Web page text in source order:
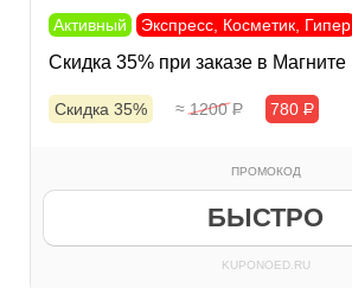
Активный
Экспресс, Косметик, Гипер
Скидка 35% при заказе в Магните
Скидка 35% ≈ 1200Р 780 Р
ПРОМОКОД
БЫСТРО
KUPONOED.RU